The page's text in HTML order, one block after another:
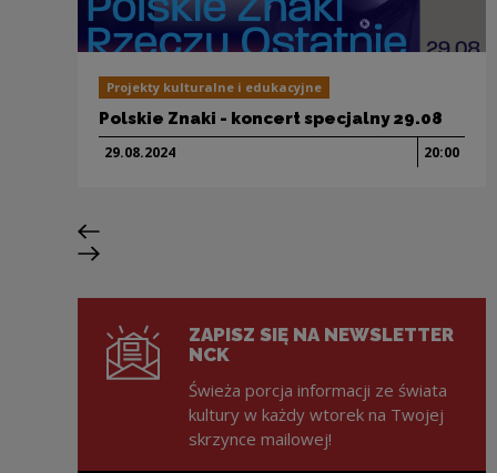
Projekty kulturalne i edukacyjne
Polskie Znaki - koncert specjalny 29.08
29.08.2024 20:00
Previous slide
Next slide
ZAPISZ SIĘ NA NEWSLETTER
NCK
Świeża porcja informacji ze świata
kultury w każdy wtorek na Twojej
skrzynce mailowej!